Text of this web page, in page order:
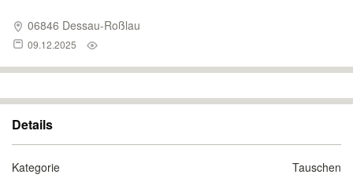
06846 Dessau-Roßlau
09.12.2025
Details
Kategorie Tauschen